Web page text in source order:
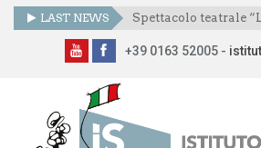
LAST NEWS
+39 0163 52005 -